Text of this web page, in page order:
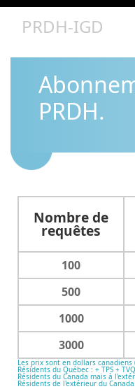
PRDH-IGD
PRDH.
Nombre de
requêtes
100
500
1000
3000
Les prix sont en dollars canadiens
Résidents du Québec : + TPS + TVQ
Résidents du Canada mais à
Résidents de l'extérieur du